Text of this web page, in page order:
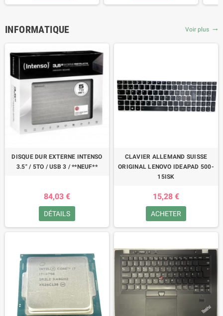
INFORMATIQUE Voir plus trending_flat
DISQUE DUR EXTERNE INTENSO
3.5" / 5TO / USB 3 / **NEUF**
84,03 €
DÉTAILS
CLAVIER ALLEMAND SUISSE
ORIGINAL LENOVO IDEAPAD 500-
15ISK
15,28 €
ACHETER